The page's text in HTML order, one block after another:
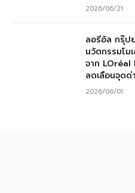
2026/06/21
ลอรีอัล กรุ๊ป
นวัตกรรมโม
จาก LOréal
ลดเลือนจุดด่
2026/06/01